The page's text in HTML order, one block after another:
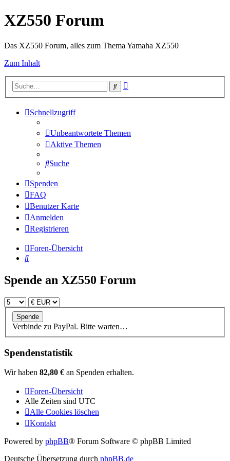
XZ550 Forum
Das XZ550 Forum, alles zum Thema Yamaha XZ550
Zum Inhalt
Suche
Schnellzugriff
Unbeantwortete Themen
Aktive Themen
Suche
Spenden
FAQ
Benutzer Karte
Anmelden
Registrieren
Foren-Übersicht
Suche
Spende an XZ550 Forum
Verbinde zu PayPal. Bitte warten…
Spendenstatistik
Wir haben 82,80 € an Spenden erhalten.
Foren-Übersicht
Alle Zeiten sind UTC
Alle Cookies löschen
Kontakt
Powered by phpBB® Forum Software © phpBB Limited
Deutsche Übersetzung durch phpBB.de